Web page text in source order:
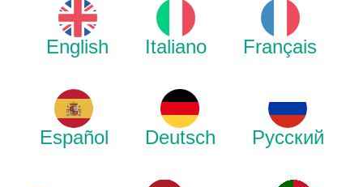
English Italiano Français
Español Deutsch Русский